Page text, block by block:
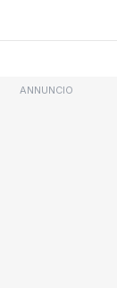
ANNUNCIO